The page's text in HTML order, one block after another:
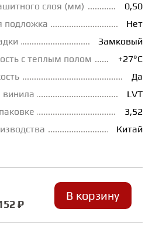
слоя (мм)
0,50
подложка
Нет
Замковый
с теплым полом
+27°С
Да
винила
LVT
3,52
Китай
₽
В корзину